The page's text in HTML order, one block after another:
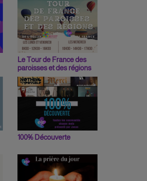
Le Tour de France des
paroisses et des régions
100% Découverte